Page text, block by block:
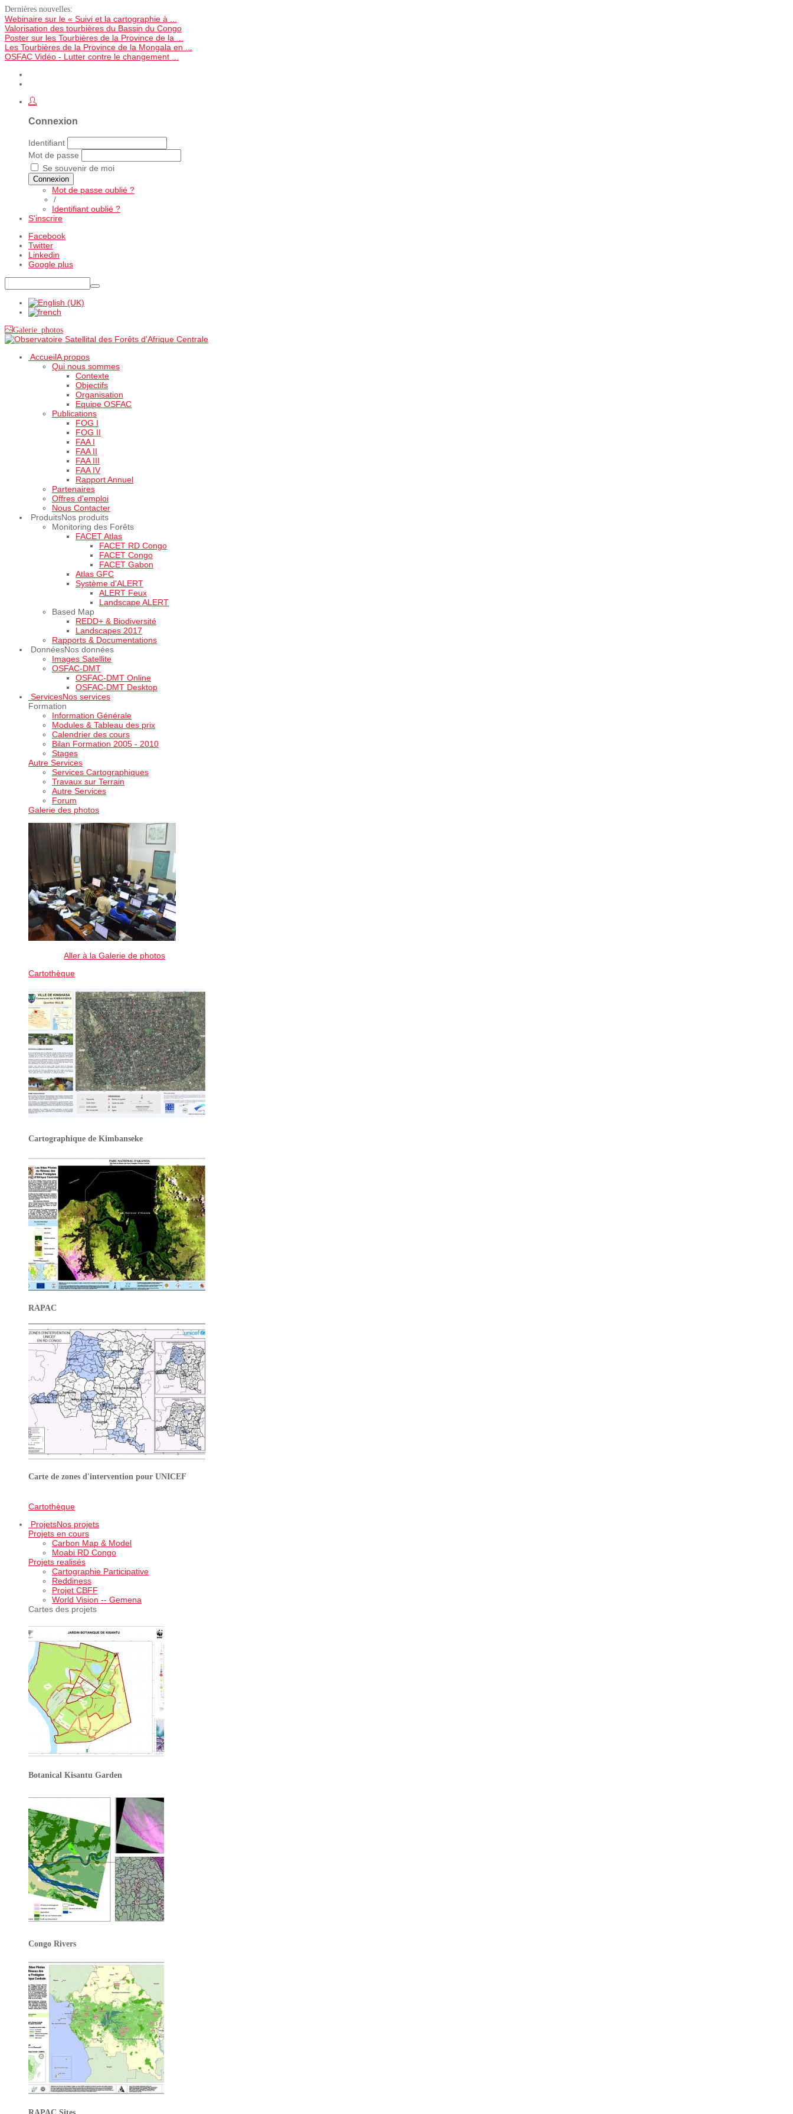
Dernières nouvelles:
Webinaire sur le « Suivi et la cartographie à ...
Valorisation des tourbières du Bassin du Congo
Poster sur les Tourbières de la Province de la ...
Les Tourbières de la Province de la Mongala en ...
OSFAC Vidéo - Lutter contre le changement ...
Connexion
Identifiant
Mot de passe
Se souvenir de moi
Connexion
Mot de passe oublié ?
/
Identifiant oublié ?
S'inscrire
Facebook
Twitter
Linkedin
Google plus
Galerie photos
AccueilA propos
Qui nous sommes
Contexte
Objectifs
Organisation
Equipe OSFAC
Publications
FOG I
FOG II
FAA I
FAA II
FAA III
FAA IV
Rapport Annuel
Partenaires
Offres d'emploi
Nous Contacter
ProduitsNos produits
Monitoring des Forêts
FACET Atlas
FACET RD Congo
FACET Congo
FACET Gabon
Atlas GFC
Système d'ALERT
ALERT Feux
Landscape ALERT
Based Map
REDD+ & Biodiversité
Landscapes 2017
Rapports & Documentations
DonnéesNos données
Images Satellite
OSFAC-DMT
OSFAC-DMT Online
OSFAC-DMT Desktop
ServicesNos services
Formation
Information Générale
Modules & Tableau des prix
Calendrier des cours
Bilan Formation 2005 - 2010
Stages
Autre Services
Services Cartographiques
Travaux sur Terrain
Autre Services
Forum
Galerie des photos
Aller à la Galerie de photos
Cartothèque
Cartographique de Kimbanseke
RAPAC
Carte de zones d'intervention pour UNICEF
Cartothèque
ProjetsNos projets
Projets en cours
Carbon Map & Model
Moabi RD Congo
Projets realisés
Cartographie Participative
Reddiness
Projet CBFF
World Vision -- Gemena
Cartes des projets
Botanical Kisantu Garden
Congo Rivers